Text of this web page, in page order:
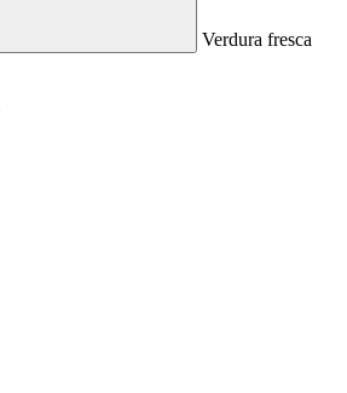
Verdura fresca